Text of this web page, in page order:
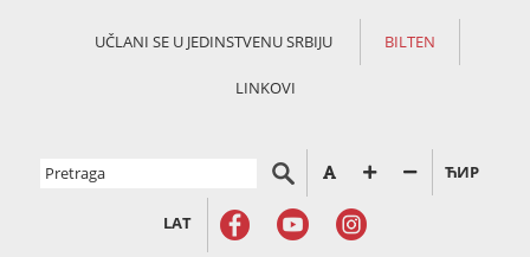
UČLANI SE U JEDINSTVENU SRBIJU BILTEN
LINKOVI
ЋИР
LAT